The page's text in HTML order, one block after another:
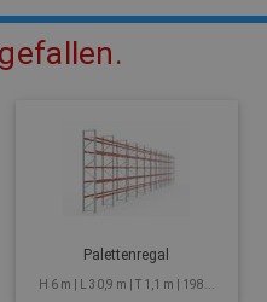
Palettenregal
H 6 m | L 30,9 m | T 1,1 m | 198...